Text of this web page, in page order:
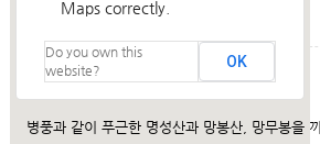
Maps correctly.
Do you own this
website?
OK
건축설명
병풍과 같이 푸근한 명성산과 망봉산, 망무봉을